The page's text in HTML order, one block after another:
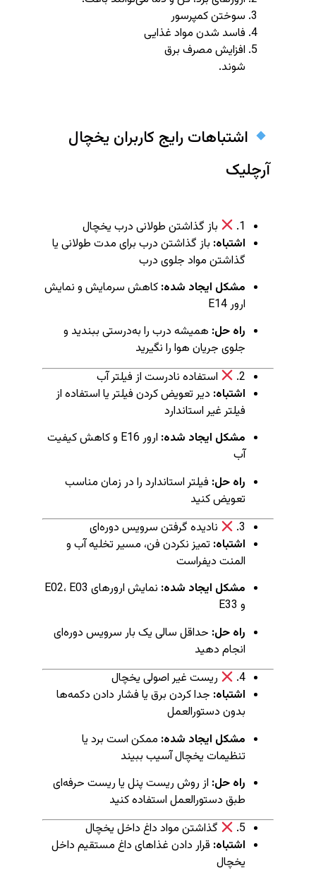
سوختن کمپرسور
فاسد شدن مواد غذایی
افزایش مصرف برق
شوند.
اشتباهات رایج کاربران یخچال
آرچلیک
1.
باز گذاشتن طولانی درب یخچال
اشتباه: باز گذاشتن درب برای مدت طولانی یا
گذاشتن مواد جلوی درب
مشکل ایجاد شده: کاهش سرمایش و نمایش
ارور E14
راه حل: همیشه درب را به‌درستی ببندید و
جلوی جریان هوا را نگیرید
2.
استفاده نادرست از فیلتر آب
اشتباه: دیر تعویض کردن فیلتر یا استفاده از
فیلتر غیر استاندارد
مشکل ایجاد شده:
ارور E16 و کاهش کیفیت
آب
راه حل: فیلتر استاندارد را در زمان مناسب
تعویض کنید
3.
نادیده گرفتن سرویس دوره‌ای
اشتباه: تمیز نکردن فن، مسیر تخلیه آب و
المنت دیفراست
مشکل ایجاد شده:
نمایش ارورهای E02، E03
و E33
راه حل: حداقل سالی یک بار سرویس دوره‌ای
انجام دهید
4.
ریست غیر اصولی یخچال
اشتباه: جدا کردن برق یا فشار دادن دکمه‌ها
بدون دستورالعمل
مشکل ایجاد شده: ممکن است برد یا
تنظیمات یخچال آسیب ببیند
راه حل: از روش ریست پنل یا ریست حرفه‌ای
طبق دستورالعمل استفاده کنید
5.
گذاشتن مواد داغ داخل یخچال
اشتباه: قرار دادن غذاهای داغ مستقیم داخل
یخچال